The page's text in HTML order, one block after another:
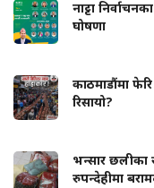
नाट्टा
घोषणा
काठमाडौंमा
रिसायो?
भन्सार छलीका
रुपन्देहीमा